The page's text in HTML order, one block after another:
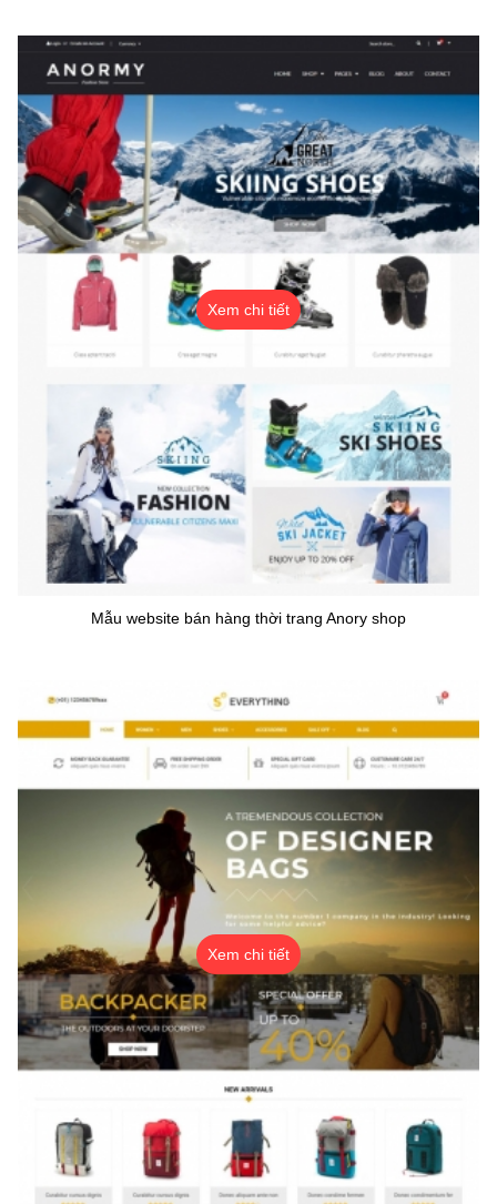
Xem chi tiết
Mẫu website bán hàng thời trang Anory shop
Xem chi tiết